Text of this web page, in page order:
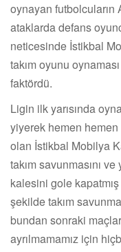
oynayan futbolcuların
ataklarda defans
neticesinde İstikbal
takım oyunu
faktördü.
Ligin ilk yarısında
yiyerek hemen
olan İstikbal Mobilya
takım savunmasını
kalesini gole
şekilde takım
bundan sonraki
ayrılmamamız için